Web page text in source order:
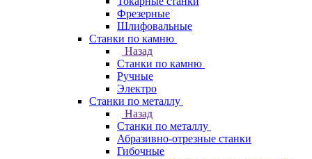
Фрезерные
Шлифовальные
Станки по камню
Назад
Станки по камню
Ручные
Электро
Станки по металлу
Назад
Станки по металлу
Абразивно-отрезные станки
Гибочные